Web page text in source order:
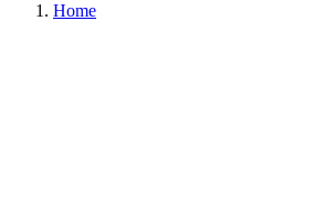
Home